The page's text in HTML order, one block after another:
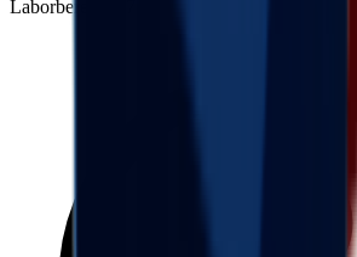
Laborbereich 37